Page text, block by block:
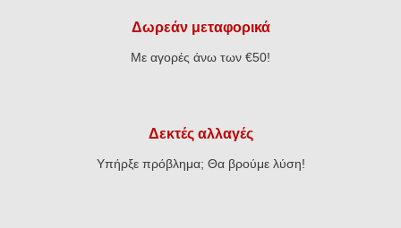
Δωρεάν μεταφορικά
Με αγορές άνω των €50!
Δεκτές αλλαγές
Υπήρξε πρόβλημα; Θα βρούμε λύση!